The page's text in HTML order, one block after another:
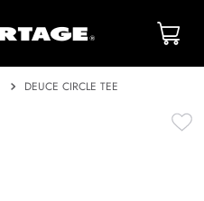
DEUCE CIRCLE TEE